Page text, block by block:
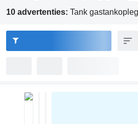
10 advertenties: Tank